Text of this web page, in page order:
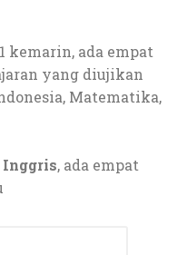
kemarin, ada empat
yang diujikan
Matematika,
Inggris, ada empat